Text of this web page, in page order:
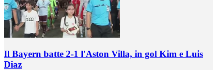
Il Bayern batte 2-1 l'Aston Villa, in gol Kim e Luis
Diaz